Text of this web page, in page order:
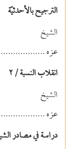
الترجيح بالأحدثيّة
عزه
انقلاب النسبة /٢
عزه
دراسة في مصادر